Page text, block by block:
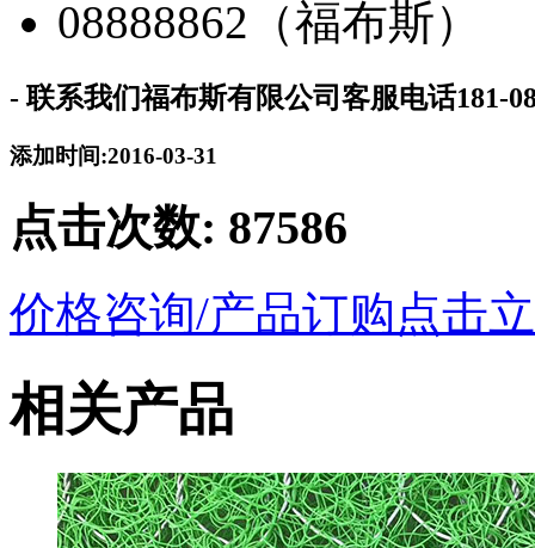
- 联系我们福布斯有限公司客服电话181-
添加时间:2016-03-31
点击次数: 87586
价格咨询/产品订购点击
相关产品